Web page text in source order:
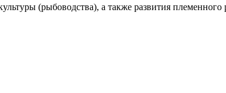
(рыбоводства), а также развития племенного